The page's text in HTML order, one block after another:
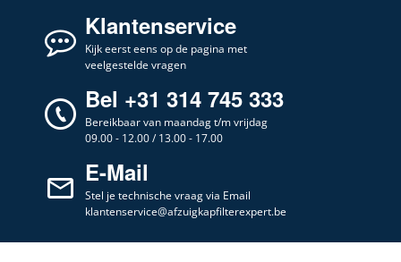
Klantenservice
Kijk eerst eens op de pagina met
veelgestelde vragen
Bel +31 314 745 333
Bereikbaar van maandag t/m vrijdag
09.00 - 12.00 / 13.00 - 17.00
E-Mail
Stel je technische vraag via Email
klantenservice@afzuigkapfilterexpert.be